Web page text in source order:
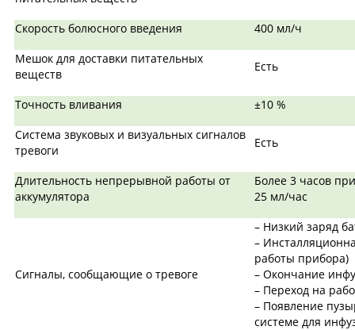
Скорость болюсного введения
400 мл/ч
Мешок для доставки питательных
веществ
Есть
Точность вливания
±10 %
Система звуковых и визуальных сигналов
тревоги
Есть
Длительность непрерывной работы от
аккумулятора
Более 3 часов
25 мл/час
Сигналы, сообщающие о тревоге
– Низкий заряд
–
работы прибора)
– Окончание
– Переход на
– Появление
системе для